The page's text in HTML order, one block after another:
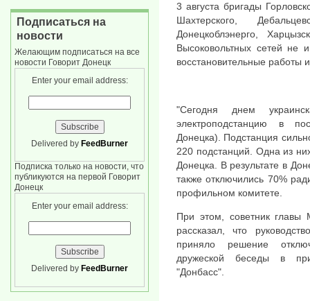
3 августа бригады
Шахтерского,
Донецкоблэнерго,
Высоковольтных сетей не
восстановительные работы
"Сегодня днем
электроподстанцию в
Донецка). Подстанция
220 подстанций. Одна из
Донецка. В результате в
также отключились 70%
профильном комитете.
При этом, советник
рассказал, что
приняло решение
дружеской беседы в
"Донбасс".
Подписаться на
новости
Желающим подписаться на все
новости Говорит Донецк
Enter your email address:
Delivered by FeedBurner
Подписка только на новости, что
публикуются на первой Говорит
Донецк
Enter your email address:
Delivered by FeedBurner